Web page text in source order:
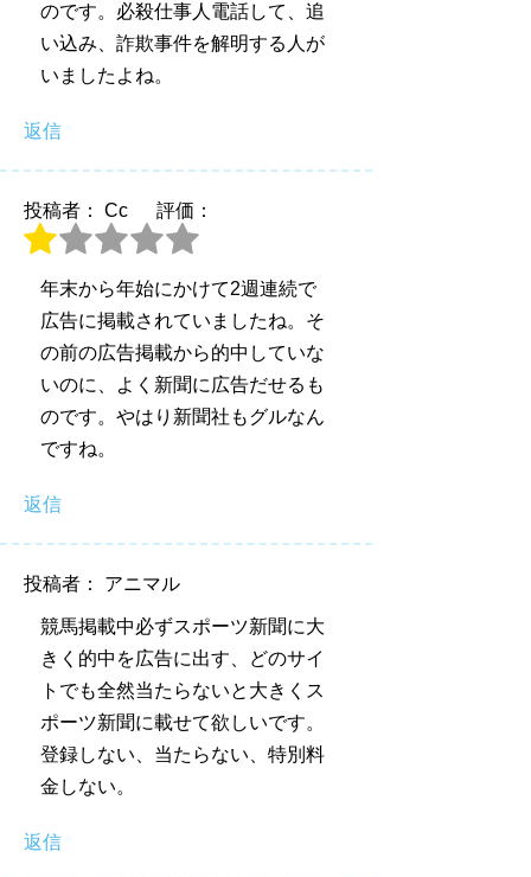
のです。必殺仕事人電話して、追
い込み、詐欺事件を解明する人が
いましたよね。
返信
投稿者： Cc 評価：
年末から年始にかけて2週連続で
広告に掲載されていましたね。そ
の前の広告掲載から的中していな
いのに、よく新聞に広告だせるも
のです。やはり新聞社もグルなん
ですね。
返信
投稿者： アニマル
競馬掲載中必ずスポーツ新聞に大
きく的中を広告に出す、どのサイ
トでも全然当たらないと大きくス
ポーツ新聞に載せて欲しいです。
登録しない、当たらない、特別料
金しない。
返信